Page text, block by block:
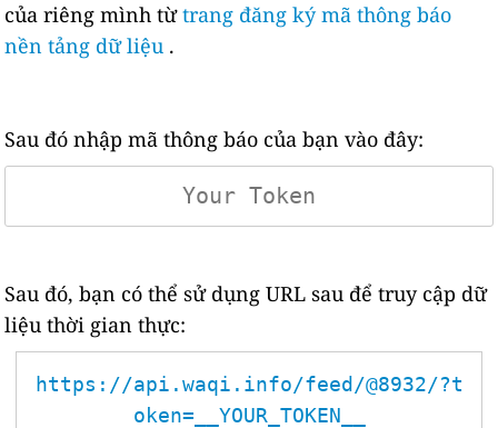
của riêng mình từtrang đăng ký mã thông báo
nền tảng dữ liệu .
Sau đó nhập mã thông báo của bạn vào đây:
Sau đó, bạn có thể sử dụng URL sau để truy cập dữ
liệu thời gian thực:
https://api.waqi.info/feed/@8932/?t
oken=__YOUR_TOKEN__